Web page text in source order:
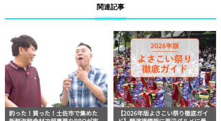
関連記事
釣った！買った！土佐市で集めた
【2026年版よさこい祭り徹底ガイ